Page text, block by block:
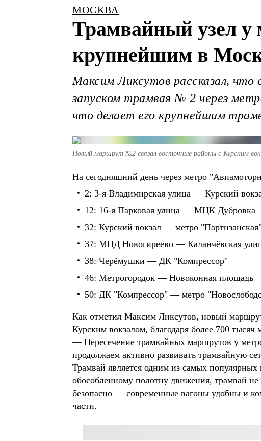
МОСКВА
Трамвайный узел у
крупнейшим в
Максим Ликсутов рассказал, что
запуском трамвая № 2 через
что делает его крупнейшим
Новый маршрут №2 связал восточные районы с Курским
На сегодняшний день через метро
2: 3-я Владимирская улица — Курский
12: 16-я Парковая улица — МЦК Дубровка
32: Курский вокзал — метро
37: МЦД Новогиреево — Каланчёвская
38: Черёмушки — ДК "Компрессор"
46: Метрогородок — Новоконная площадь
50: ДК "Компрессор" — метро
Как отметил Максим Ликсутов, новый
Курским вокзалом, благодаря более 700
— Пересечение трамвайных маршрутов у
продолжаем активно развивать трамвайную
Трамвай является одним из самых
обособленному полотну движения, трамвай
безопасно — современные вагоны удобны и
части.